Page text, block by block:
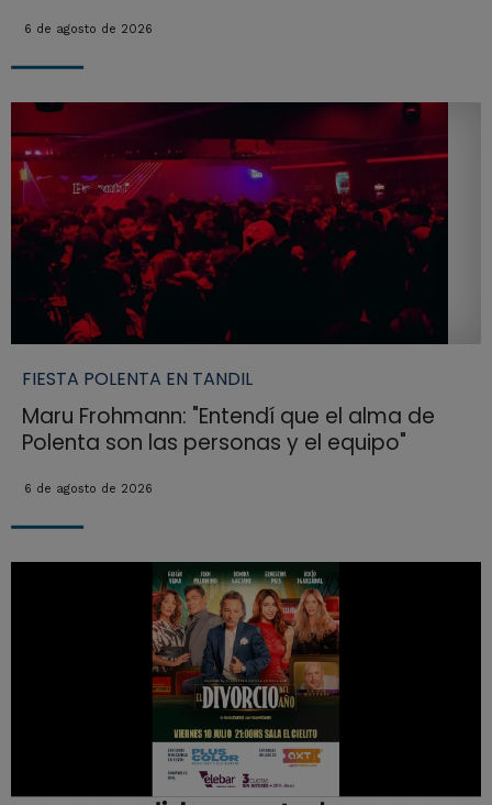
6 de agosto de 2026
FIESTA POLENTA EN TANDIL
Maru Frohmann: "Entendí que el alma de
Polenta son las personas y el equipo"
6 de agosto de 2026